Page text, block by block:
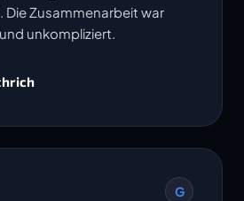
Die Zusammenarbeit war
unkompliziert.
G